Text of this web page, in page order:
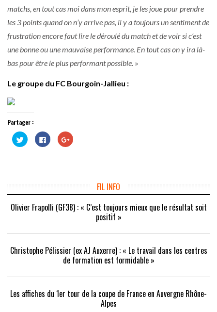
matchs, en tout cas moi dans mon esprit, je les joue pour prendre
les 3 points quand on n’y arrive pas, il y a toujours un sentiment de
frustration encore faut lire le déroulé du match et de voir si c’est
une bonne ou une mauvaise performance. En tout cas on y ira là-
bas pour être le plus performant possible. »
Le groupe du FC Bourgoin-Jallieu :
Partager :
Cliquez
pour
partager
fenêtre)
Cliquez
pour
partager
fenêtre)
Cliquez
pour
nouvelle
fenêtre)
FIL INFO
Olivier Frapolli (GF38) : « C’est toujours mieux que le résultat soit
positif »
Christophe Pélissier (ex AJ Auxerre) : « Le travail dans les centres
de formation est formidable »
Les affiches du 1er tour de la coupe de France en Auvergne Rhône-
Alpes